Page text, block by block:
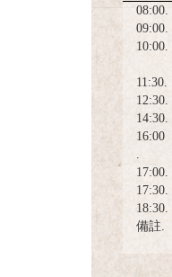
08:00.
09:00.
10:00.
11:30.
12:30.
14:30.
16:00
.
17:00.
17:30.
18:30.
備註.